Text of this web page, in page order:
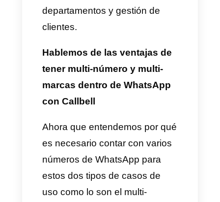
que atienden los números y la
seguridad puede verse
comprometida. Recordemos
que a mayor cantidad de
números, más difícil será
supervisar cada uno.
Hablemos de multi-marcas
Ahora, Hablemos de marcas.
Existen empresas que cuentan